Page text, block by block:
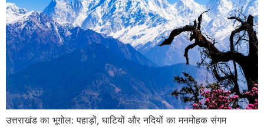
उत्तराखंड का भूगोल: पहाड़ों, घाटियों और नदियों का मनमोहक संगम